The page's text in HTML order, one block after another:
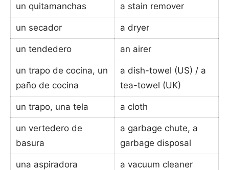
un quitamanchas a stain remover
un secador a dryer
un tendedero an airer
un trapo de cocina, un
paño de cocina
a dish-towel (US) / a
tea-towel (UK)
un trapo, una tela a cloth
un vertedero de
basura
a garbage chute, a
garbage disposal
una aspiradora a vacuum cleaner